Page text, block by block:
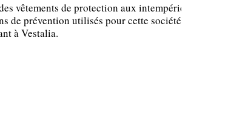
vêtements de protection aux intempéries soit
de prévention utilisés pour cette société ainsi
à Vestalia.